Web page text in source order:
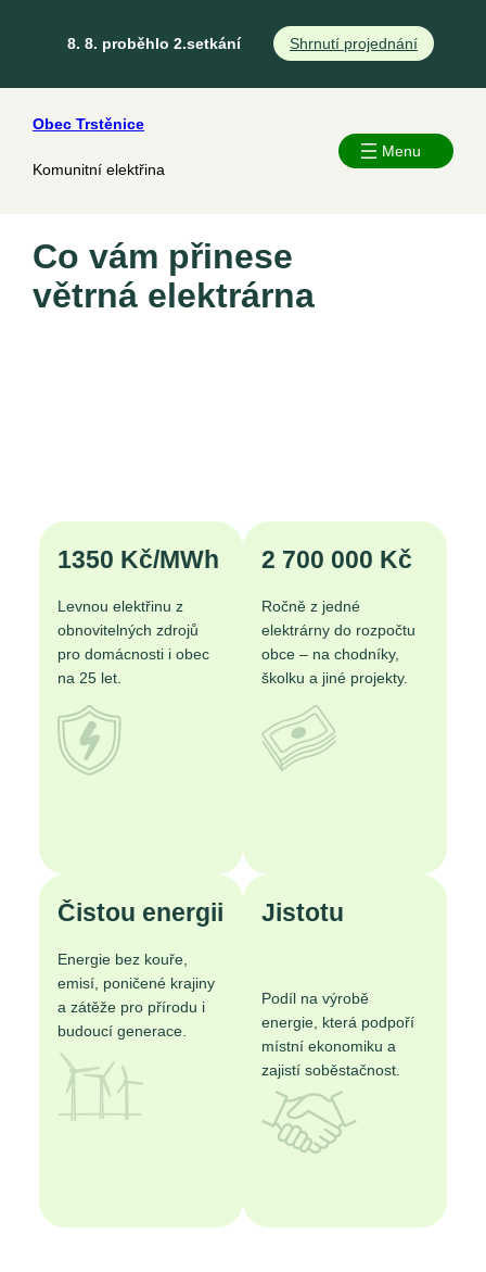
8. 8. proběhlo 2.setkání Shrnutí projednání
Obec Trstěnice
Komunitní elektřina
Co vám přinese
větrná elektrárna
1350 Kč/MWh
Levnou elektřinu z
obnovitelných zdrojů
pro domácnosti i obec
na 25 let.
Čistou energii
Energie bez kouře,
emisí, poničené krajiny
a zátěže pro přírodu i
budoucí generace.
2 700 000 Kč
Ročně z jedné
elektrárny do rozpočtu
obce – na chodníky,
školku a jiné projekty.
Jistotu
Podíl na výrobě
energie, která podpoří
místní ekonomiku a
zajistí soběstačnost.